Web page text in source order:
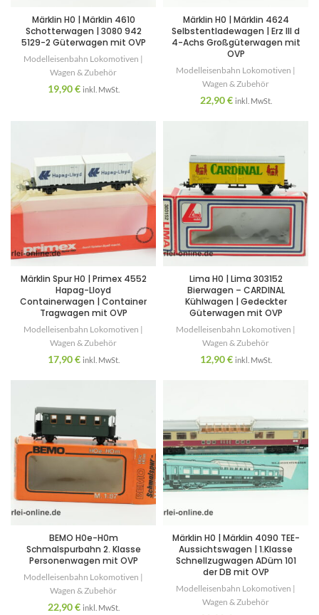
Märklin H0 | Märklin 4610
Schotterwagen | 3080 942
5129-2 Güterwagen mit OVP
Modelleisenbahn Lokomotiven |
Wagen & Zubehör
19,90€ inkl. MwSt.
Märklin H0 | Märklin 4624
Selbstentladewagen | Erz III d
4-Achs Großgüterwagen mit
OVP
Modelleisenbahn Lokomotiven |
Wagen & Zubehör
22,90€ inkl. MwSt.
Märklin Spur H0 | Primex 4552
Hapag-Lloyd
Containerwagen | Container
Tragwagen mit OVP
Modelleisenbahn Lokomotiven |
Wagen & Zubehör
17,90€ inkl. MwSt.
Lima H0 | Lima 303152
Bierwagen – CARDINAL
Kühlwagen | Gedeckter
Güterwagen mit OVP
Modelleisenbahn Lokomotiven |
Wagen & Zubehör
12,90€ inkl. MwSt.
BEMO H0e-H0m
Schmalspurbahn 2. Klasse
Personenwagen mit OVP
Modelleisenbahn Lokomotiven |
Wagen & Zubehör
22,90€ inkl. MwSt.
Märklin H0 | Märklin 4090 TEE-
Aussichtswagen | 1.Klasse
Schnellzugwagen ADüm 101
der DB mit OVP
Modelleisenbahn Lokomotiven |
Wagen & Zubehör